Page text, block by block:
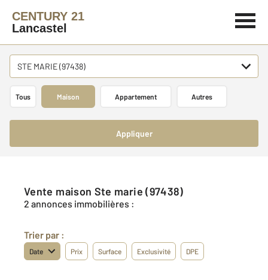
CENTURY 21
Lancastel
STE MARIE (97438)
Tous Maison Appartement Autres
Appliquer
Vente maison Ste marie (97438)
2 annonces immobilières :
Trier par :
Date Prix Surface Exclusivité DPE